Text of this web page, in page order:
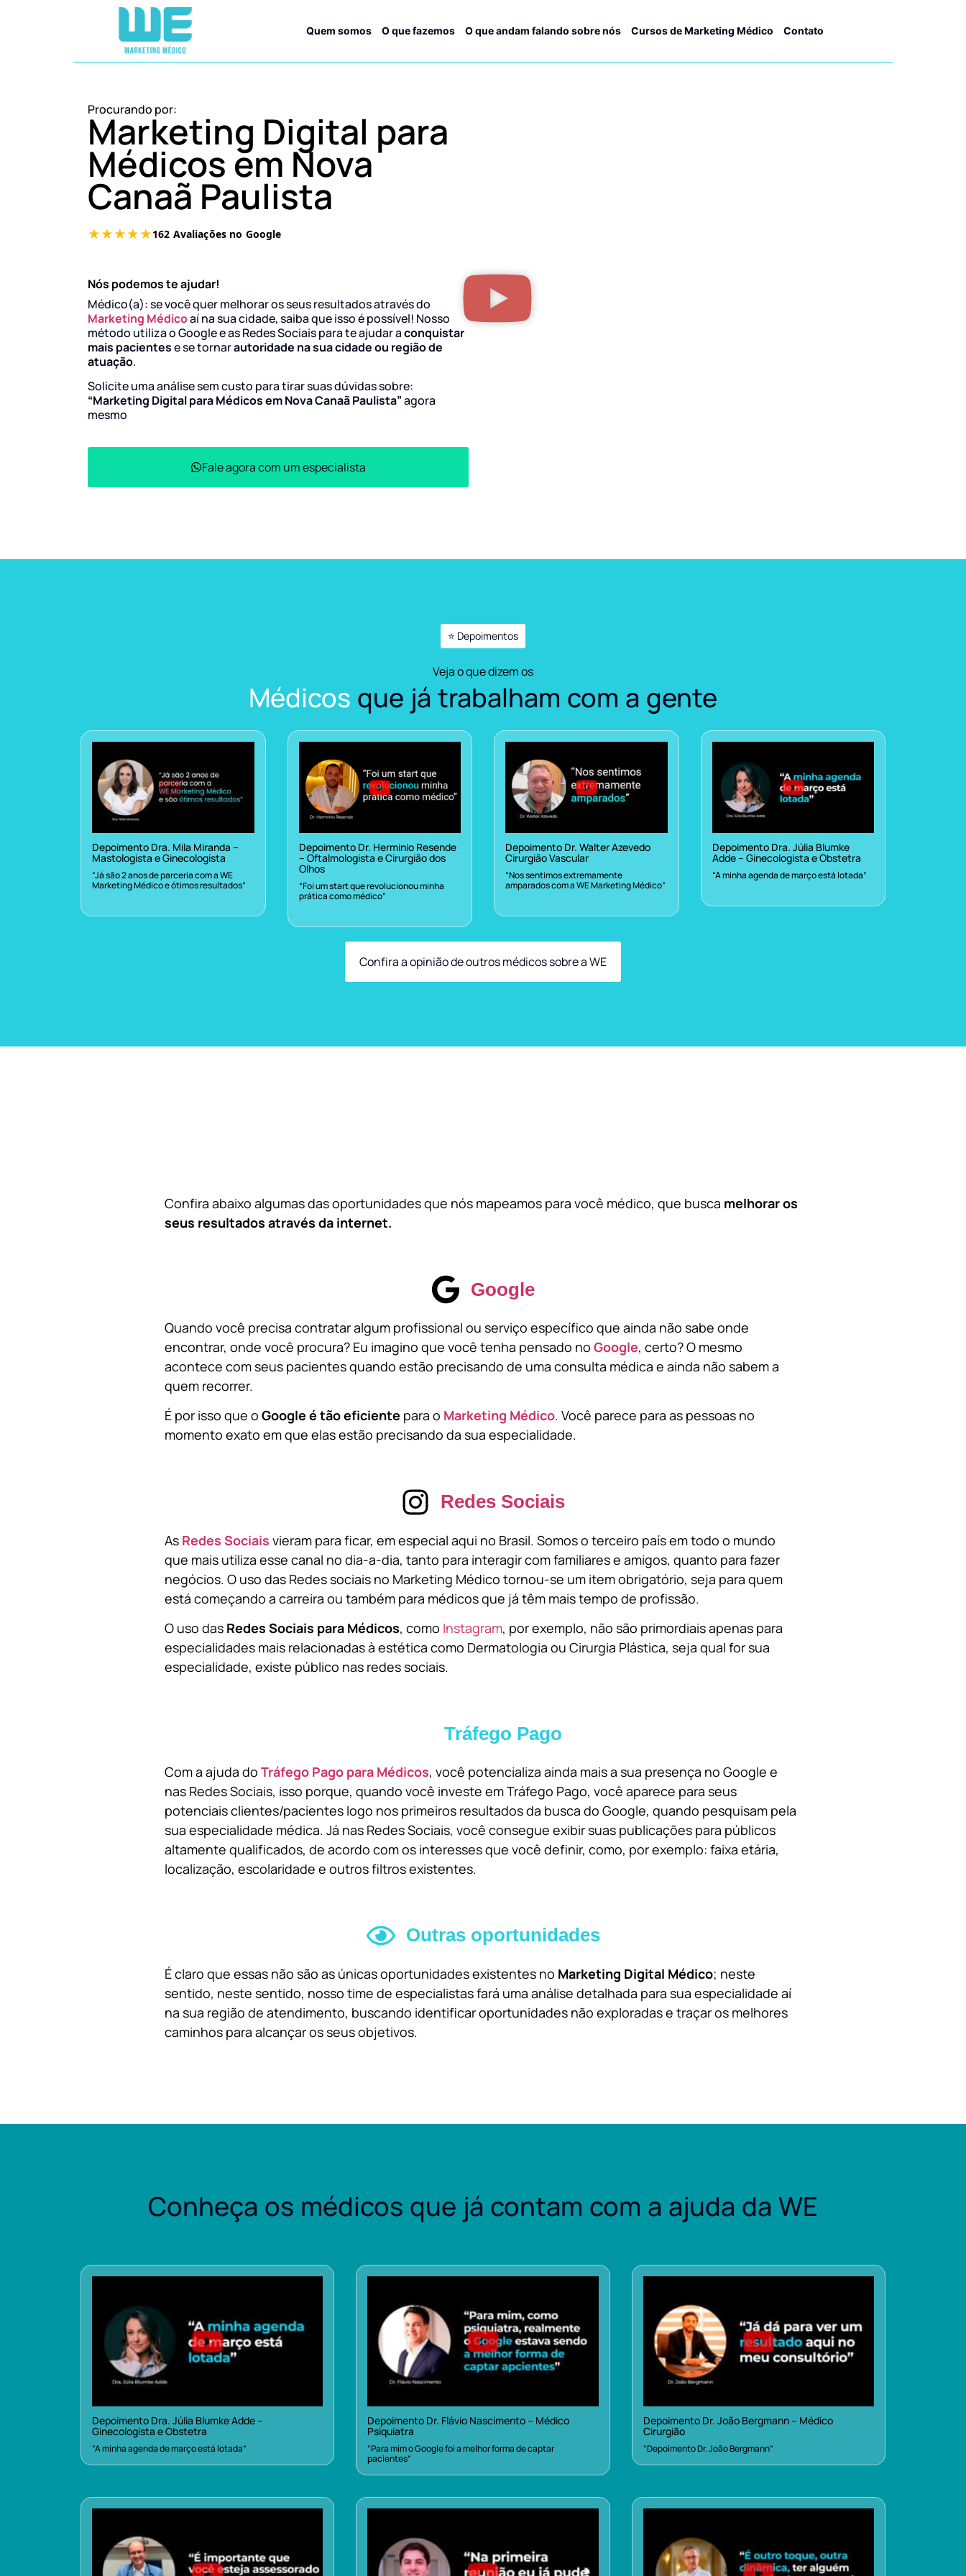
Quem somos O que fazemos O que andam falando sobre nós Cursos de Marketing Médico Contato
Procurando por:
Marketing Digital para
Médicos em Nova
Canaã Paulista
Nós podemos te ajudar!
Médico(a): se você quer melhorar os seus resultados através do
Marketing Médicoaí na sua cidade, saiba que isso é possível! Nosso
método utiliza o Google e as Redes Sociais para te ajudar aconquistar
mais pacientese se tornarautoridade na sua cidade ou região de
atuação.
Solicite uma análise sem custo para tirar suas dúvidas sobre:
“Marketing Digital para Médicos em Nova Canaã Paulista”agora
mesmo
Fale agora com um especialista
⭐ Depoimentos
Veja o que dizem os
Médicos que já trabalham com a gente
Depoimento Dra. Mila Miranda –
Mastologista e Ginecologista
“Já são 2 anos de parceria com a WE
Marketing Médico e ótimos resultados”
Depoimento Dr. Herminio Resende
– Oftalmologista e Cirurgião dos
Olhos
“Foi um start que revolucionou minha
prática como médico”
Depoimento Dr. Walter Azevedo
Cirurgião Vascular
“Nos sentimos extremamente
amparados com a WE Marketing Médico”
Depoimento Dra. Júlia Blumke
Adde – Ginecologista e Obstetra
“A minha agenda de março está lotada”
Confira a opinião de outros médicos sobre a WE
Confira abaixo algumas das oportunidades que nós mapeamos para você médico, que busca melhorar os
seus resultados através da internet.
Google
Quando você precisa contratar algum profissional ou serviço específico que ainda não sabe onde
encontrar, onde você procura? Eu imagino que você tenha pensado no Google, certo? O mesmo
acontece com seus pacientes quando estão precisando de uma consulta médica e ainda não sabem a
quem recorrer.
É por isso que o Google é tão eficiente para o Marketing Médico. Você parece para as pessoas no
momento exato em que elas estão precisando da sua especialidade.
Redes Sociais
As Redes Sociais vieram para ficar, em especial aqui no Brasil. Somos o terceiro país em todo o mundo
que mais utiliza esse canal no dia-a-dia, tanto para interagir com familiares e amigos, quanto para fazer
negócios. O uso das Redes sociais no Marketing Médico tornou-se um item obrigatório, seja para quem
está começando a carreira ou também para médicos que já têm mais tempo de profissão.
O uso das Redes Sociais para Médicos, como Instagram, por exemplo, não são primordiais apenas para
especialidades mais relacionadas à estética como Dermatologia ou Cirurgia Plástica, seja qual for sua
especialidade, existe público nas redes sociais.
Tráfego Pago
Com a ajuda do Tráfego Pago para Médicos, você potencializa ainda mais a sua presença no Google e
nas Redes Sociais, isso porque, quando você investe em Tráfego Pago, você aparece para seus
potenciais clientes/pacientes logo nos primeiros resultados da busca do Google, quando pesquisam pela
sua especialidade médica. Já nas Redes Sociais, você consegue exibir suas publicações para públicos
altamente qualificados, de acordo com os interesses que você definir, como, por exemplo: faixa etária,
localização, escolaridade e outros filtros existentes.
Outras oportunidades
É claro que essas não são as únicas oportunidades existentes no Marketing Digital Médico; neste
sentido, neste sentido, nosso time de especialistas fará uma análise detalhada para sua especialidade aí
na sua região de atendimento, buscando identificar oportunidades não exploradas e traçar os melhores
caminhos para alcançar os seus objetivos.
Conheça os médicos que já contam com a ajuda da WE
Depoimento Dra. Júlia Blumke Adde –
Ginecologista e Obstetra
“A minha agenda de março está lotada”
Depoimento Dr. Flávio Nascimento – Médico
Psiquiatra
“Para mim o Google foi a melhor forma de captar
pacientes”
Depoimento Dr. João Bergmann – Médico
Cirurgião
“Depoimento Dr. João Bergmann”